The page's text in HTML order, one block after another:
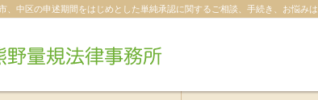
、中区の申述期間をはじめとした単純承認に関するご相談、手続き、お悩み